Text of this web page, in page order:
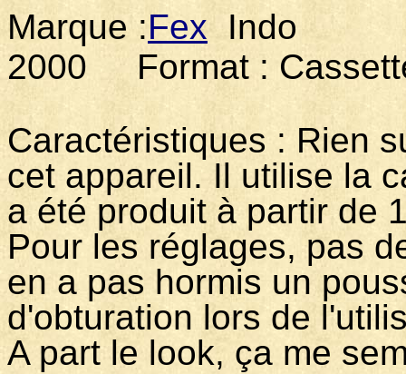
Marque :Fex Indo
2000 Format :
Caractéristiques : Rien
cet appareil. Il utilise la
a été produit à partir de
Pour les réglages, pas
en a pas hormis un
d'obturation lors de
A part le look, ça me